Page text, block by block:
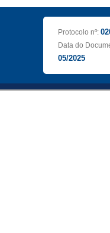
Protocolo nº:
Data do
05/2025